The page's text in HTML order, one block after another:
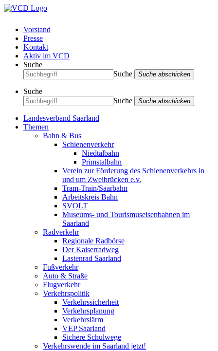
Vorstand
Presse
Kontakt
Aktiv im VCD
Suche
Suche
Suche abschicken
Suche
Suche
Suche abschicken
Landesverband Saarland
Themen
Bahn & Bus
Schienenverkehr
Niedtalbahn
Primstalbahn
Verein zur Förderung des Schienenverkehrs in
und um Zweibrücken e.v.
Tram-Train/Saarbahn
Arbeitskreis Bahn
SVOLT
Museums- und Tourismuseisenbahnen im
Saarland
Radverkehr
Regionale Radbörse
Der Kaiserradweg
Lastenrad Saarland
Fußverkehr
Auto & Straße
Flugverkehr
Verkehrspolitik
Verkehrssicherheit
Verkehrsplanung
Verkehrslärm
VEP Saarland
Sichere Schulwege
Verkehrswende im Saarland jetzt!